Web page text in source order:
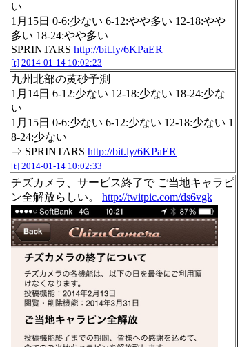
い
1月15日 0-6:少ない 6-12:やや多い 12-18:やや
多い 18-24:やや多い
SPRINTARS http://bit.ly/6KPaER
[t] 2014-01-14 10:02:23
九州北部の黄砂予測
1月14日 6-12:少ない 12-18:少ない 18-24:少な
い
1月15日 0-6:少ない 6-12:少ない 12-18:少ない 1
8-24:少ない
⇒ SPRINTARS http://bit.ly/6KPaER
[t] 2014-01-14 10:02:33
チズカメラ、サービス終了で ご当地キャラピ
ン全解放らしい。 http://twitpic.com/ds6vgk